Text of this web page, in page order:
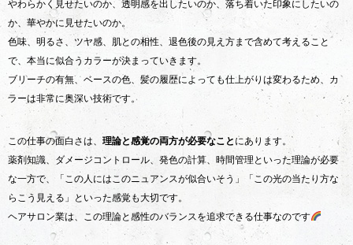
やわらかく見せたいのか、透明感を出したいのか、落ち着いた印象にしたいの
か、華やかに見せたいのか。
色味、明るさ、ツヤ感、肌との相性、退色後の見え方まで含めて考えること
で、本当に似合うカラーが決まっていきます。
ブリーチの有無、ベースの色、髪の履歴によっても仕上がりは変わるため、カ
ラーは非常に奥深い技術です。
この仕事の面白さは、 理論と感覚の両方が必要なこと にあります。
薬剤知識、ダメージコントロール、発色の計算、時間管理といった理論が必要
な一方で、「この人にはこのニュアンスが似合いそう」「この光の当たり方な
らこう見える」といった感覚も大切です。
ヘアサロン業は、この理論と感性のバランスを追求できる仕事なのです